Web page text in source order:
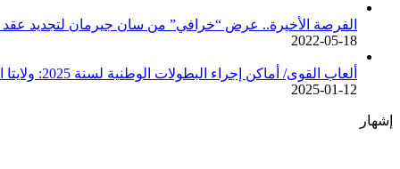
الفرصة الأخيرة.. عرض “خرافي” من سان جيرمان لتجديد عقد
2022-05-18
ألعاب القوى/ أماكن إجراء البطولات الوطنية لسنة 2025: ولايتا الجزائر وبجاية تحتضنان أغلبية المسابقات /اتحادية/
2025-01-12
إشهار